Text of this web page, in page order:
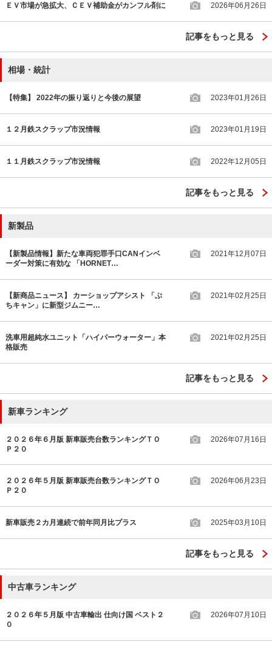
ＥＶ市場が急拡大、ＣＥＶ補助金がカンフル剤に 2026年06月26日
記事をもっと見る
相場・統計
【特集】 2022年の振り返りと今後の展望 2023年01月26日
１２月鉄スクラップ市況情報 2023年01月19日
１１月鉄スクラップ市況情報 2022年12月05日
記事をもっと見る
新製品
【新製品情報】新たな車両犯罪手口CANインベ
ーダー対策に有効な 「HORNET…
2021年12月07日
【新商品ニュース】 カーショップアシスト 「ぷ
ちキャン」に新型ジムニー…
2021年02月25日
洗車用超純水ユニット「ハイパーウォーター」本
格販売
2021年02月25日
記事をもっと見る
新車ランキング
２０２６年６月版 新車販売台数ランキングＴＯ
Ｐ２０
2026年07月16日
２０２６年５月版 新車販売台数ランキングＴＯ
Ｐ２０
2026年06月23日
新車販売２カ月連続で前年同月比プラス 2025年03月10日
記事をもっと見る
中古車ランキング
２０２６年５月版 中古車輸出 仕向け国 ベスト２
０
2026年07月10日